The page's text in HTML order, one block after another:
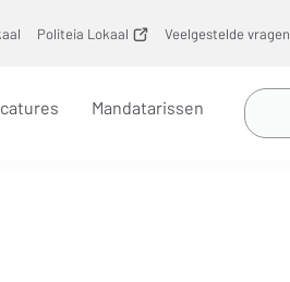
Politeia Lokaal
(opent
Veelgestelde vragen
Mandatarissen
Zoek
in